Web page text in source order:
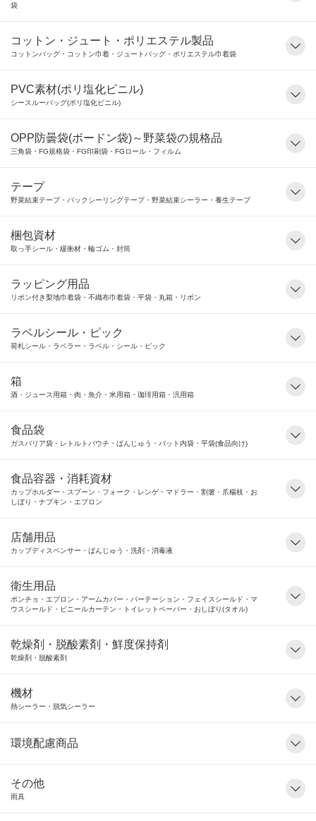
袋
コットン・ジュート・ポリエステル製品
コットンバッグ・コットン巾着・ジュートバッグ・ポリエステル巾着袋
PVC素材(ポリ塩化ビニル)
シースルーバッグ(ポリ塩化ビニル)
OPP防曇袋(ボードン袋)～野菜袋の規格品
三角袋・FG規格袋・FG印刷袋・FGロール・フィルム
テープ
野菜結束テープ・バックシーリングテープ・野菜結束シーラー・養生テープ
梱包資材
取っ手シール・緩衝材・輪ゴム・封筒
ラッピング用品
リボン付き梨地巾着袋・不織布巾着袋・平袋・丸箱・リボン
ラベルシール・ピック
荷札シール・ラベラー・ラベル・シール・ピック
箱
酒・ジュース用箱・肉・魚介・米用箱・珈琲用箱・汎用箱
食品袋
ガスバリア袋・レトルトパウチ・ばんじゅう・バット内袋・平袋(食品向け)
食品容器・消耗資材
カップホルダー・スプーン・フォーク・レンゲ・マドラー・割箸・爪楊枝・お
しぼり・ナプキン・エプロン
店舗用品
カップディスペンサー・ばんじゅう・洗剤・消毒液
衛生用品
ポンチョ・エプロン・アームカバー・パーテーション・フェイスシールド・マ
ウスシールド・ビニールカーテン・トイレットペーパー・おしぼり(タオル)
乾燥剤・脱酸素剤・鮮度保持剤
乾燥剤・脱酸素剤
機材
熱シーラー・脱気シーラー
環境配慮商品
その他
雨具